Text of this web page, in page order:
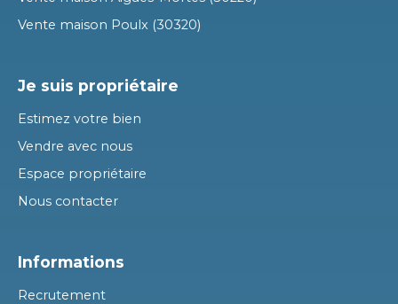
Vente maison Poulx (30320)
Je suis propriétaire
Estimez votre bien
Vendre avec nous
Espace propriétaire
Nous contacter
Informations
Recrutement